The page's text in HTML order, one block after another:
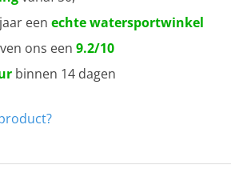
een echte watersportwinkel
ons een 9.2/10
binnen 14 dagen